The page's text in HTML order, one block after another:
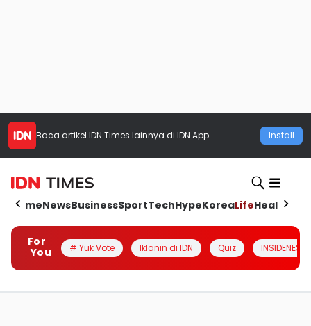
Baca artikel IDN Times lainnya di IDN App Install
HomeNewsBusinessSportTechHypeKoreaLifeHealth
For
You
# Yuk Vote Iklanin di IDN Quiz INSIDENESIA